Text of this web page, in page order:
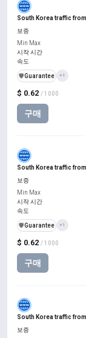
South Korea traffic
$ 0.62 / 1000
구매
보증
Min Max
시작 시간
속도
️🛡️Guarantee +1
South Korea traffic
$ 0.62 / 1000
구매
보증
Min Max
시작 시간
속도
️🛡️Guarantee +1
South Korea traffic
보증